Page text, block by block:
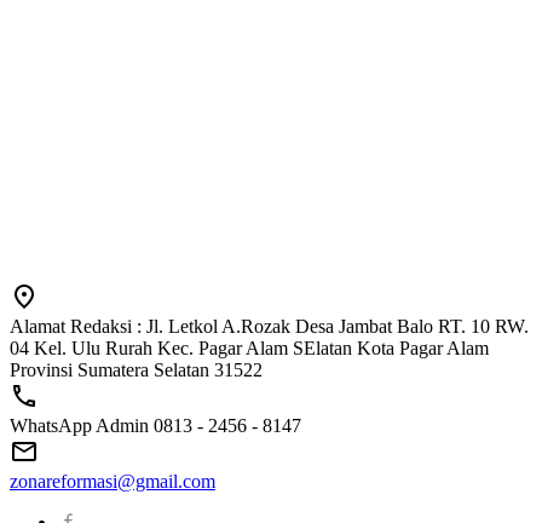
Alamat Redaksi : Jl. Letkol A.Rozak Desa Jambat Balo RT. 10 RW.
04 Kel. Ulu Rurah Kec. Pagar Alam SElatan Kota Pagar Alam
Provinsi Sumatera Selatan 31522
WhatsApp Admin 0813 - 2456 - 8147
zonareformasi@gmail.com